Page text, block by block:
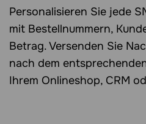
Personalisieren Sie jede
mit Bestellnummern,
Betrag. Versenden Sie
nach dem
Ihrem Onlineshop, CRM